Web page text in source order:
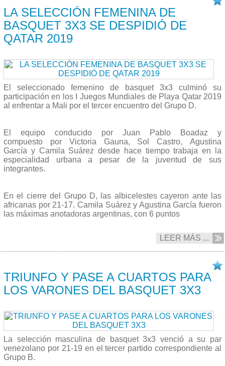
LA SELECCIÓN FEMENINA DE
BASQUET 3X3 SE DESPIDIÓ DE
QATAR 2019
El seleccionado femenino de basquet 3x3 culminó su
participación en los I Juegos Mundiales de Playa Qatar 2019
al enfrentar a Mali por el tercer encuentro del Grupo D.
El equipo conducido por Juan Pablo Boadaz y
compuesto por Victoria Gauna, Sol Castro, Agustina
García y Camila Suárez desde hace tiempo trabaja en la
especialidad urbana a pesar de la juventud de sus
integrantes.
En el cierre del Grupo D, las albicelestes cayeron ante las
africanas por 21-17. Camila Suárez y Agustina García fueron
las máximas anotadoras argentinas, con 6 puntos
LEER MÁS ...
TRIUNFO Y PASE A CUARTOS PARA
LOS VARONES DEL BASQUET 3X3
La selección masculina de basquet 3x3 venció a su par
venezolano por 21-19 en el tercer partido correspondiente al
Grupo B.